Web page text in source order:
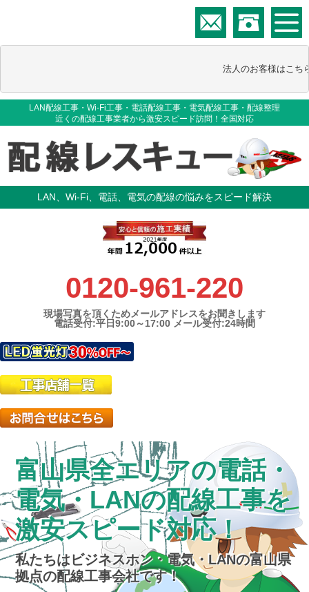
法人のお客様はこ
LAN配線工事・Wi-Fi工事・電話配線工事・電気配線工事・配線整理
近くの配線工事業者から激安スピード訪問！全国対応
LAN、Wi-Fi、電話、電気の配線の悩みをスピード解決
0120-961-220
現場写真を頂くためメールアドレスをお聞きします
電話受付:平日9:00～17:00 メール受付:24時間
富山県全エリアの電話・
電気・LANの配線工事を
激安スピード対応！
私たちはビジネスホン・電気・LANの富山県
拠点の配線工事会社です！